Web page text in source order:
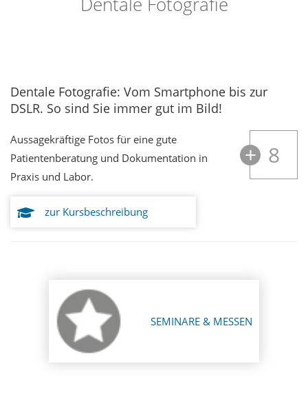
Dentale Fotografie: Vom Smartphone bis zur
DSLR. So sind Sie immer gut im Bild!
8
Aussagekräftige Fotos für eine gute
Patientenberatung und Dokumentation in
Praxis und Labor.
zur Kursbeschreibung
SEMINARE & MESSEN